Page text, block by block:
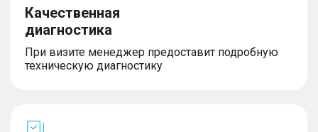
Качественная
диагностика
При визите менеджер предоставит подробную
техническую диагностику